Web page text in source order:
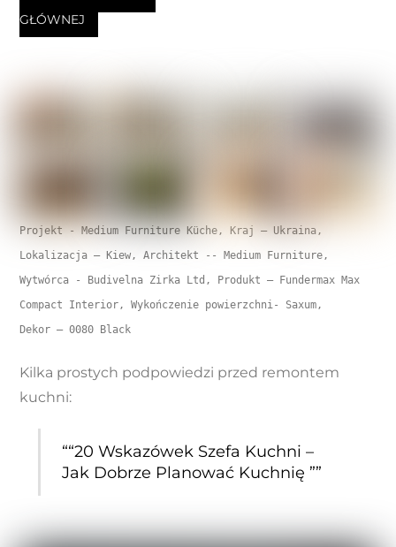
GŁÓWNEJ
Projekt - Medium Furniture Küche, Kraj – Ukraina,
Lokalizacja – Kiew, Architekt -- Medium Furniture,
Wytwórca - Budivelna Zirka Ltd, Produkt – Fundermax Max
Compact Interior, Wykończenie powierzchni- Saxum,
Kilka prostych podpowiedzi przed remontem
kuchni:
““20 Wskazówek Szefa Kuchni –
Jak Dobrze Planować Kuchnię ””